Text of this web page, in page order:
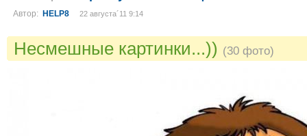
Автор: HELP8 22 августа´11 9:14
Несмешные картинки...)) (30 фото)